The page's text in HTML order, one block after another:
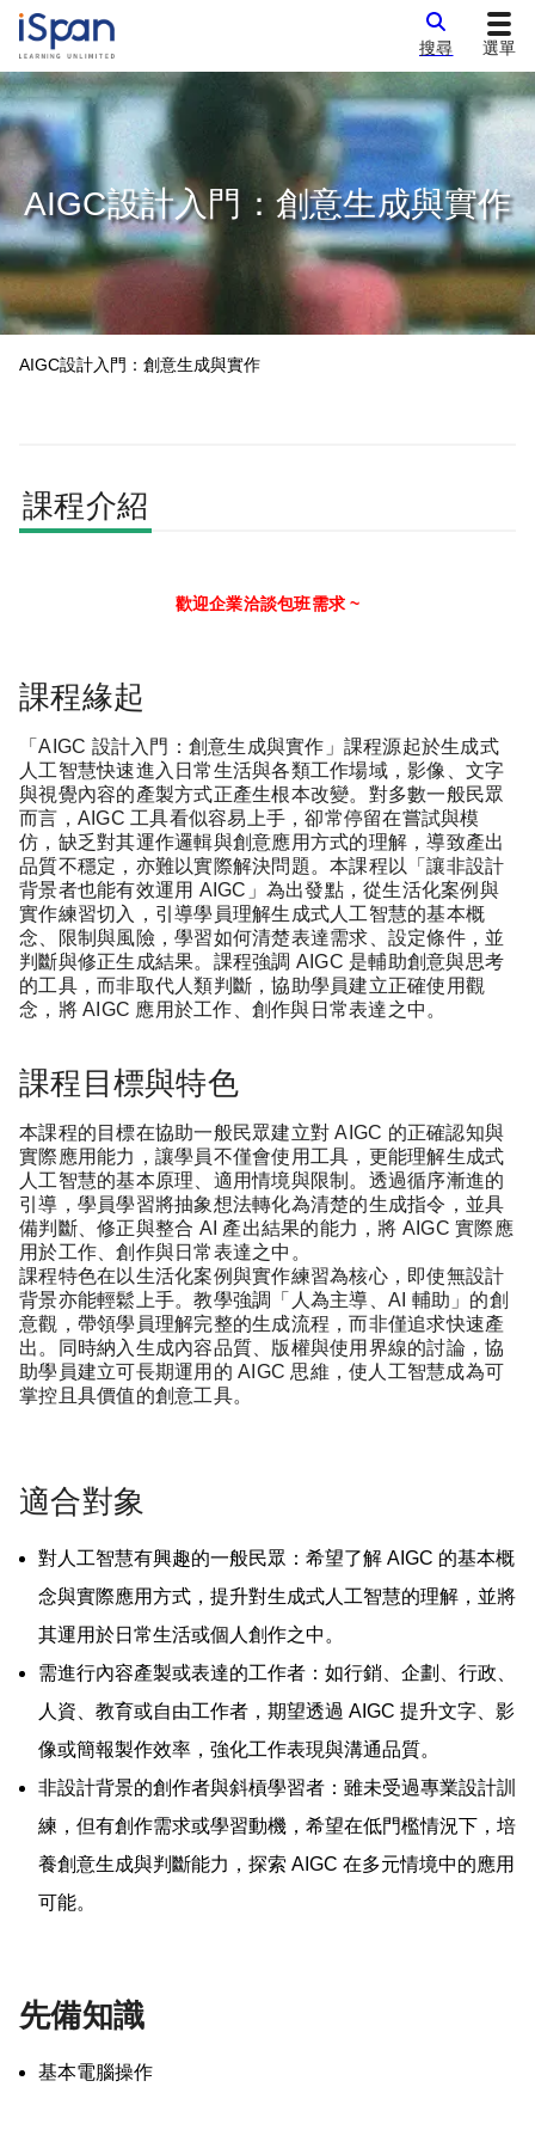
搜尋 選單
AIGC設計入門：創意生成與實作
AIGC設計入門：創意生成與實作
課程介紹
歡迎企業洽談包班需求 ~
課程緣起
「AIGC 設計入門：創意生成與實作」課程源起於生成式
人工智慧快速進入日常生活與各類工作場域，影像、文字
與視覺內容的產製方式正產生根本改變。對多數一般民眾
而言，AIGC 工具看似容易上手，卻常停留在嘗試與模
仿，缺乏對其運作邏輯與創意應用方式的理解，導致產出
品質不穩定，亦難以實際解決問題。本課程以「讓非設計
背景者也能有效運用 AIGC」為出發點，從生活化案例與
實作練習切入，引導學員理解生成式人工智慧的基本概
念、限制與風險，學習如何清楚表達需求、設定條件，並
判斷與修正生成結果。課程強調 AIGC 是輔助創意與思考
的工具，而非取代人類判斷，協助學員建立正確使用觀
念，將 AIGC 應用於工作、創作與日常表達之中。
課程目標與特色
本課程的目標在協助一般民眾建立對 AIGC 的正確認知與
實際應用能力，讓學員不僅會使用工具，更能理解生成式
人工智慧的基本原理、適用情境與限制。透過循序漸進的
引導，學員學習將抽象想法轉化為清楚的生成指令，並具
備判斷、修正與整合 AI 產出結果的能力，將 AIGC 實際應
用於工作、創作與日常表達之中。
課程特色在以生活化案例與實作練習為核心，即使無設計
背景亦能輕鬆上手。教學強調「人為主導、AI 輔助」的創
意觀，帶領學員理解完整的生成流程，而非僅追求快速產
出。同時納入生成內容品質、版權與使用界線的討論，協
助學員建立可長期運用的 AIGC 思維，使人工智慧成為可
掌控且具價值的創意工具。
適合對象
對人工智慧有興趣的一般民眾：希望了解 AIGC 的基本概
念與實際應用方式，提升對生成式人工智慧的理解，並將
其運用於日常生活或個人創作之中。
需進行內容產製或表達的工作者：如行銷、企劃、行政、
人資、教育或自由工作者，期望透過 AIGC 提升文字、影
像或簡報製作效率，強化工作表現與溝通品質。
非設計背景的創作者與斜槓學習者：雖未受過專業設計訓
練，但有創作需求或學習動機，希望在低門檻情況下，培
養創意生成與判斷能力，探索 AIGC 在多元情境中的應用
可能。
先備知識
基本電腦操作